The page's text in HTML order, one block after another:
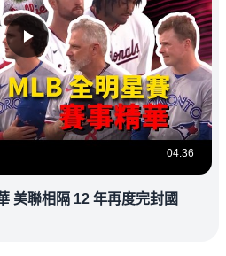
04:36
美聯相隔 12 年再度完封國